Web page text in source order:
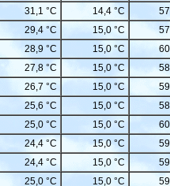
31,1 °C 14,4 °C
29,4 °C 15,0 °C
28,9 °C 15,0 °C
27,8 °C 15,0 °C
26,7 °C 15,0 °C
25,6 °C 15,0 °C
25,0 °C 15,0 °C
24,4 °C 15,0 °C
24,4 °C 15,0 °C
25,0 °C 15,0 °C